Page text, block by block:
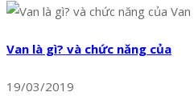
Van là gì? và chức năng của
19/03/2019